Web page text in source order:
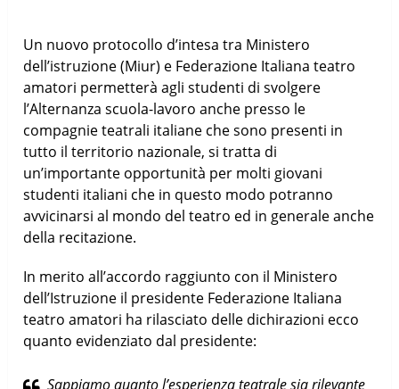
Un nuovo protocollo d’intesa tra Ministero
dell’istruzione (Miur) e Federazione Italiana teatro
amatori permetterà agli studenti di svolgere
l’Alternanza scuola-lavoro anche presso le
compagnie teatrali italiane che sono presenti in
tutto il territorio nazionale, si tratta di
un’importante opportunità per molti giovani
studenti italiani che in questo modo potranno
avvicinarsi al mondo del teatro ed in generale anche
della recitazione.
In merito all’accordo raggiunto con il Ministero
dell’Istruzione il presidente Federazione Italiana
teatro amatori ha rilasciato delle dichirazioni ecco
quanto evidenziato dal presidente:
Sappiamoquanto l’esperienza teatrale sia rilevante